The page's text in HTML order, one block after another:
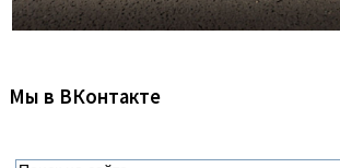
Мы в ВКонтакте